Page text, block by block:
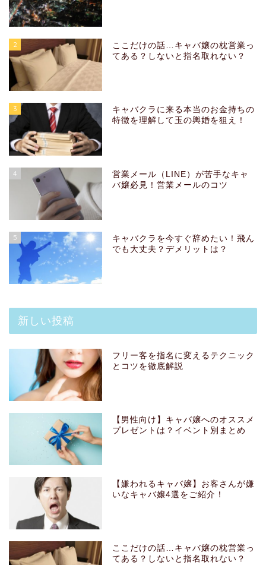
2
ここだけの話…キャバ嬢の枕営業っ
てある？しないと指名取れない？
3
キャバクラに来る本当のお金持ちの
特徴を理解して玉の輿婚を狙え！
4
営業メール（LINE）が苦手なキャ
バ嬢必見！営業メールのコツ
5
キャバクラを今すぐ辞めたい！飛ん
でも大丈夫？デメリットは？
新しい投稿
フリー客を指名に変えるテクニック
とコツを徹底解説
【男性向け】キャバ嬢へのオススメ
プレゼントは？イベント別まとめ
【嫌われるキャバ嬢】お客さんが嫌
いなキャバ嬢4選をご紹介！
ここだけの話…キャバ嬢の枕営業っ
てある？しないと指名取れない？